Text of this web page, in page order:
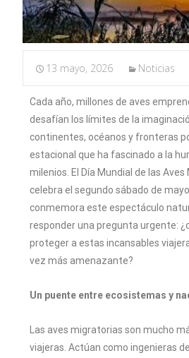
13 mayo, 2026 Noticias
Cada año, millones de aves
desafían los límites de la
continentes, océanos y fronteras
estacional que ha fascinado a la
milenios. El Día Mundial de las
celebra el segundo sábado de
conmemora este espectáculo
responder una pregunta urgente:
proteger a estas incansables
vez más amenazante?
Un puente entre ecosistemas y
Las aves migratorias son mucho
viajeras. Actúan como ingenieras